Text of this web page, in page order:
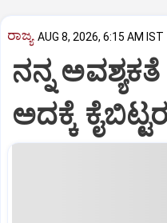
ರಾಜ್ಯ AUG 8, 2026, 6:15 AM IST
ನನ್ನ
ಅದಕ್ಕೆ